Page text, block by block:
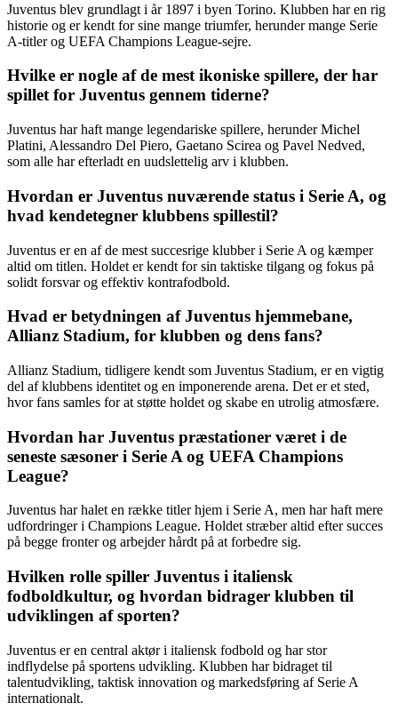
Juventus blev grundlagt i år 1897 i byen Torino. Klubben har en rig
historie og er kendt for sine mange triumfer, herunder mange Serie
A-titler og UEFA Champions League-sejre.
Hvilke er nogle af de mest ikoniske spillere, der har
spillet for Juventus gennem tiderne?
Juventus har haft mange legendariske spillere, herunder Michel
Platini, Alessandro Del Piero, Gaetano Scirea og Pavel Nedved,
som alle har efterladt en uudslettelig arv i klubben.
Hvordan er Juventus nuværende status i Serie A, og
hvad kendetegner klubbens spillestil?
Juventus er en af de mest succesrige klubber i Serie A og kæmper
altid om titlen. Holdet er kendt for sin taktiske tilgang og fokus på
solidt forsvar og effektiv kontrafodbold.
Hvad er betydningen af Juventus hjemmebane,
Allianz Stadium, for klubben og dens fans?
Allianz Stadium, tidligere kendt som Juventus Stadium, er en vigtig
del af klubbens identitet og en imponerende arena. Det er et sted,
hvor fans samles for at støtte holdet og skabe en utrolig atmosfære.
Hvordan har Juventus præstationer været i de
seneste sæsoner i Serie A og UEFA Champions
League?
Juventus har halet en række titler hjem i Serie A, men har haft mere
udfordringer i Champions League. Holdet stræber altid efter succes
på begge fronter og arbejder hårdt på at forbedre sig.
Hvilken rolle spiller Juventus i italiensk
fodboldkultur, og hvordan bidrager klubben til
udviklingen af sporten?
Juventus er en central aktør i italiensk fodbold og har stor
indflydelse på sportens udvikling. Klubben har bidraget til
talentudvikling, taktisk innovation og markedsføring af Serie A
internationalt.